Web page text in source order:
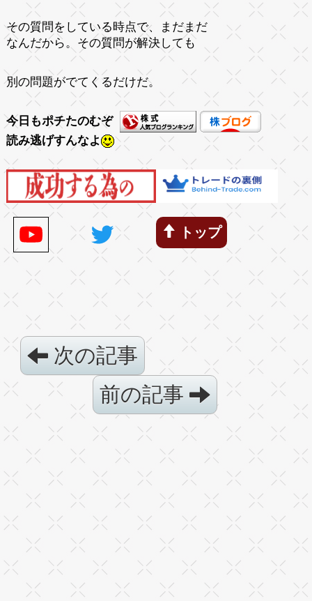
その質問をしている時点で、まだまだ
なんだから。その質問が解決しても
別の問題がでてくるだけだ。
今日もポチたのむぞ
読み逃げすんなよ
トップ
次の記事
前の記事